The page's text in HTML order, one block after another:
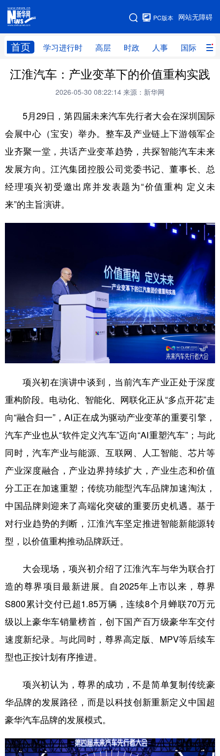
网站无障碍
PC版本
首页 学习进行时 高层 时政 人事 国际 财
网站地图
学习进行时 高层 时政 人事
财经 网评
台湾 思客智库 全球连线 教育
科技 科创 量子 体育
文化 书画 健康 军事
溯源中国
会展
时尚 悦读
一带一路 亚太网 上市公司
文化产业
北京 天津 河北 山西
辽宁 吉林 上海 江苏
浙江 安徽 福建 江西
河南 湖北 湖南
四川 云南 西藏
陕西 甘肃 青海 宁夏
新疆 内蒙古 黑龙江
English Español Français عربى
Русский язык 日本語 한국어
Deutsch Português
江淮汽车：产业变革下的价值重构实践
2026-05-30 08:22:14 来源：新华网
5月29日，第四届未来汽车先行者大会在深圳国际
会展中心（宝安）举办。整车及产业链上下游领军企
业齐聚一堂，共话产业变革趋势，共探智能汽车未来
发展方向。江汽集团控股公司党委书记、董事长、总
经理项兴初受邀出席并发表题为“价值重构 定义未
来”的主旨演讲。
项兴初在演讲中谈到，当前汽车产业正处于深度
重构阶段。电动化、智能化、网联化正从“多点开花”走
向“融合归一”，AI正在成为驱动产业变革的重要引擎，
汽车产业也从“软件定义汽车”迈向“AI重塑汽车”；与此
同时，汽车产业与能源、互联网、人工智能、芯片等
产业深度融合，产业边界持续扩大，产业生态和价值
分工正在加速重塑；传统功能型汽车品牌加速淘汰，
中国品牌则迎来了高端化突破的重要历史机遇。基于
对行业趋势的判断，江淮汽车坚定推进智能新能源转
型，以价值重构推动品牌跃迁。
大会现场，项兴初介绍了江淮汽车与华为联合打
造的尊界项目最新进展。自2025年上市以来，尊界
S800累计交付已超1.85万辆，连续8个月蝉联70万元
级以上豪华车销量榜首，创下国产百万级豪华车交付
速度新纪录。与此同时，尊界高定版、MPV等后续车
型也正按计划有序推进。
项兴初认为，尊界的成功，不是简单复制传统豪
华品牌的发展路径，而是以科技创新重新定义中国超
豪华汽车品牌的发展模式。